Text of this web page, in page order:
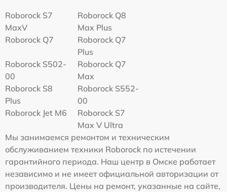
Roborock S7
MaxV
Roborock Q8
Max Plus
Roborock Q7
Roborock Q7
Plus
Roborock S502-
00
Roborock Q7
Max
Roborock S8
Plus
Roborock S552-
00
Roborock Jet M6
Roborock S7
Max V Ultra
Мы занимаемся ремонтом и техническим
обслуживанием техники Roborock по истечении
гарантийного периода. Наш центр в Омске работает
независимо и не имеет официальной авторизации от
производителя. Цены на ремонт, указанные на сайте,